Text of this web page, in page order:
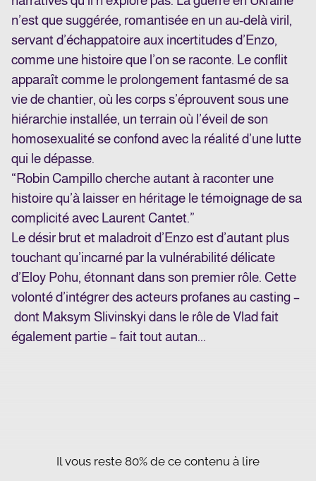
n’est que suggérée, romantisée en un au-delà viril,
servant d’échappatoire aux incertitudes d’Enzo,
comme une histoire que l’on se raconte. Le conflit
apparaît comme le prolongement fantasmé de sa
vie de chantier, où les corps s’éprouvent sous une
hiérarchie installée, un terrain où l’éveil de son
homosexualité se confond avec la réalité d’une lutte
qui le dépasse.
“Robin Campillo cherche autant à raconter une
histoire qu’à laisser en héritage le témoignage de sa
complicité avec Laurent Cantet.”
Le désir brut et maladroit d’Enzo est d’autant plus
touchant qu’incarné par la vulnérabilité délicate
d’Eloy Pohu, étonnant dans son premier rôle. Cette
volonté d’intégrer des acteurs profanes au casting –
dont Maksym Slivinskyi dans le rôle de Vlad fait
également partie – fait tout autan...
Il vous reste 80% de ce contenu à lire